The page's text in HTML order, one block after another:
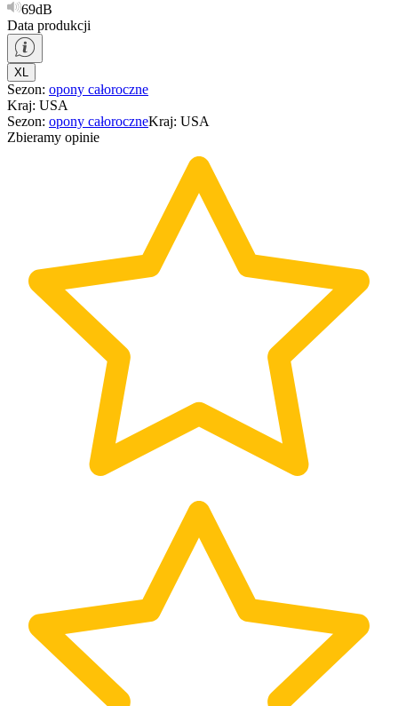
69dB
Data produkcji
XL
Sezon: opony całoroczne
Kraj: USA
Sezon: opony całoroczneKraj: USA
Zbieramy opinie